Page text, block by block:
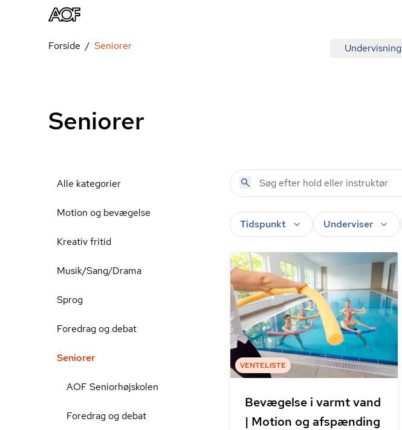
Undervisning
Forside Seniorer
Seniorer
Alle kategorier
Motion og bevægelse
Kreativ fritid
Musik/Sang/Drama
Sprog
Foredrag og debat
Seniorer
AOF Seniorhøjskolen
Foredrag og debat
Tidspunkt Underviser
VENTELISTE
Bevægelse i varmt vand
| Motion og afspænding